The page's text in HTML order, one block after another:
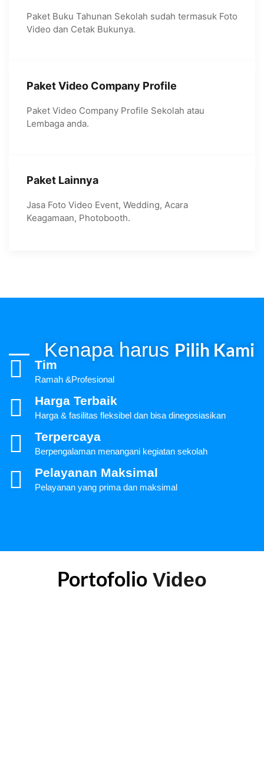
Paket Buku Tahunan Sekolah sudah termasuk Foto
Video dan Cetak Bukunya.
Paket Video Company Profile
Paket Video Company Profile Sekolah atau
Lembaga anda.
Paket Lainnya
Jasa Foto Video Event, Wedding, Acara
Keagamaan, Photobooth.
Kenapa harus Pilih Kami
Tim
Ramah &Profesional
Harga Terbaik
Harga & fasilitas fleksibel dan bisa dinegosiasikan
Terpercaya
Berpengalaman menangani kegiatan sekolah
Pelayanan Maksimal
Pelayanan yang prima dan maksimal
Portofolio Video